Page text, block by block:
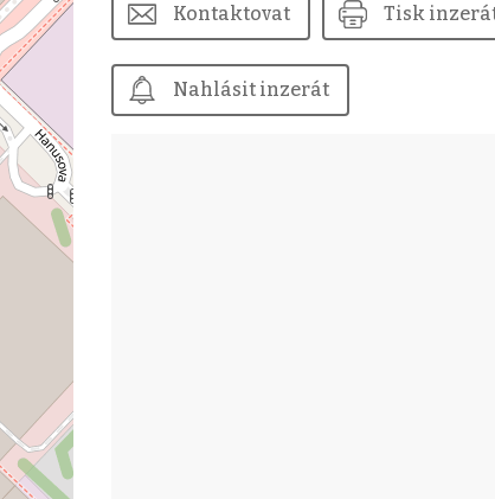
Kontaktovat Tisk
Nahlásit inzerát